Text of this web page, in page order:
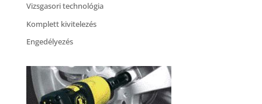
Vizsgasori technológia
Komplett kivitelezés
Engedélyezés